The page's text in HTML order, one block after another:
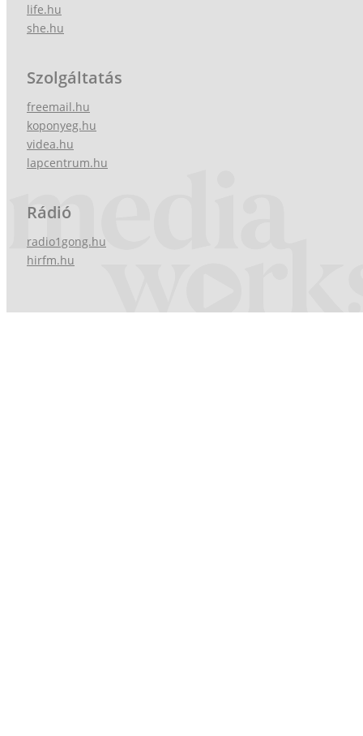
life.hu
she.hu
Szolgáltatás
freemail.hu
koponyeg.hu
videa.hu
lapcentrum.hu
Rádió
radio1gong.hu
hirfm.hu